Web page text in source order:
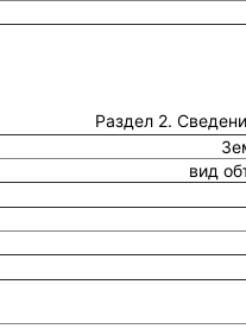
Раздел 2.
вид